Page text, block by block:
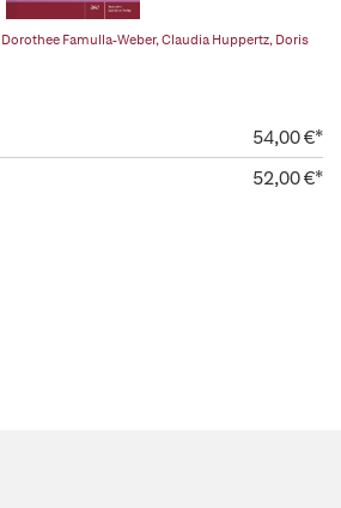
Dorothee Famulla-Weber,Claudia Huppertz, Doris
54,00 €*
52,00 €*